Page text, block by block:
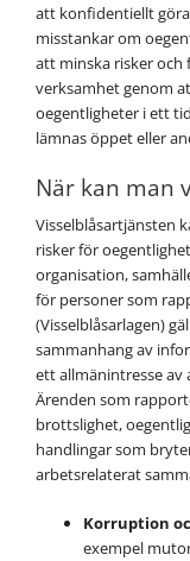
att konfidentiellt
misstankar om
att minska risker
verksamhet genom
oegentligheter i ett
lämnas öppet eller
När kan man
Visselblåsartjänsten
risker för
organisation,
för personer som
(Visselblåsarlagen)
sammanhang av
ett allmänintresse
Ärenden som
brottslighet,
handlingar som
arbetsrelaterat
Korruption
exempel